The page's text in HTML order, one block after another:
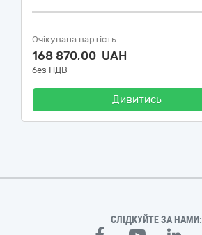
Очікувана вартість
168 870,00 UAH
без ПДВ
Дивитись
СЛІДКУЙТЕ ЗА НАМИ: